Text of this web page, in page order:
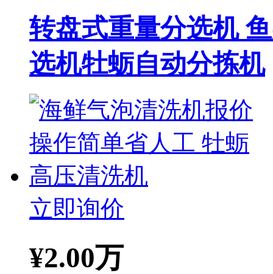
转盘式重量分选机
选机牡蛎自动分拣机
立即询价
¥2.00万